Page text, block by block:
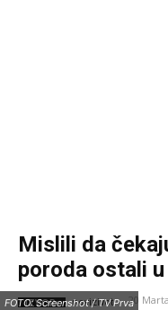
Mislili da
poroda ostali
IZVOR: novizivot 20
FOTO: Screenshot / TV Prva